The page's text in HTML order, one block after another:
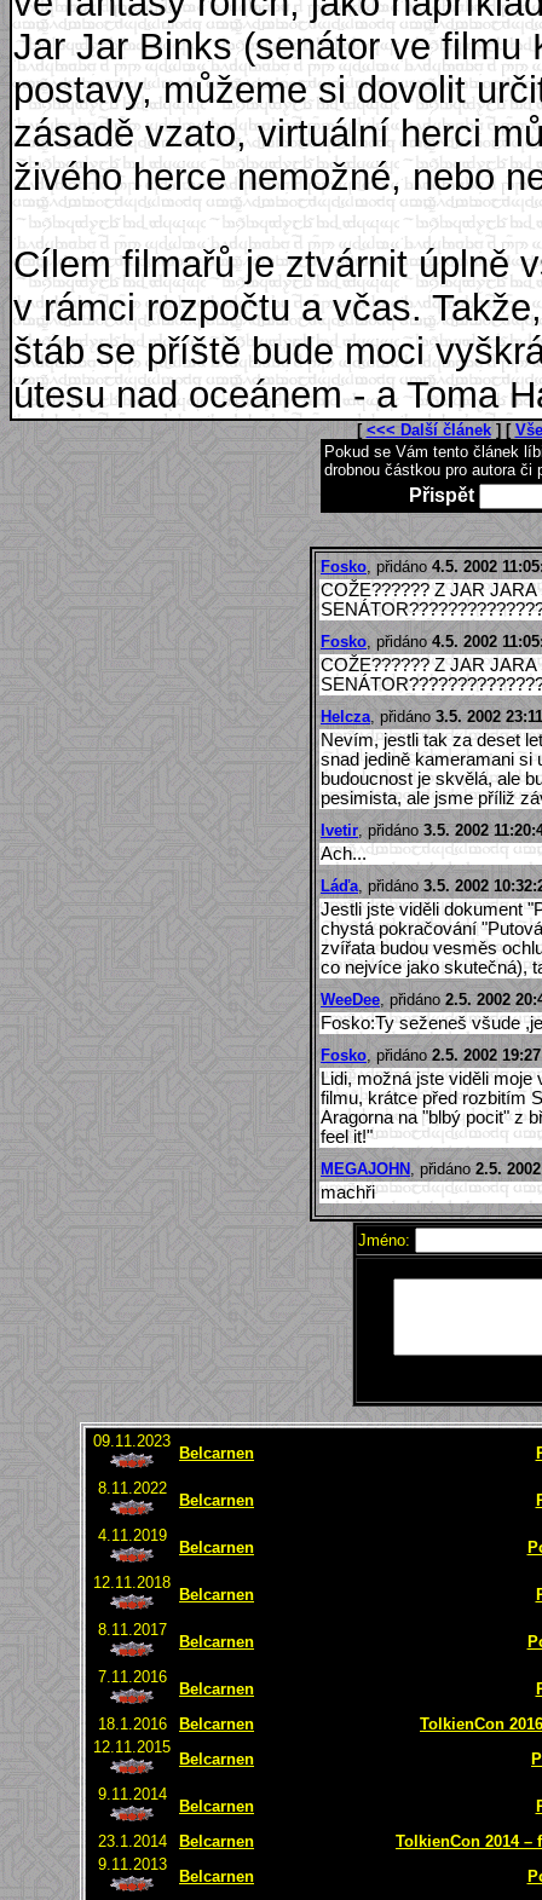
Jar Jar Binks (senátor ve
postavy, můžeme si dovolit
zásadě vzato, virtuální herci
živého herce nemožné, nebo
Cílem filmařů je ztvárnit úplně
v rámci rozpočtu a včas.
štáb se příště bude moci
útesu nad oceánem - a Toma
[ <<< Další článek] [
Pokud se Vám tento článek
drobnou částkou pro autora či
Přispět
Fosko , přidáno 4.5. 2002
COŽE?????? Z JAR JARA
Fosko , přidáno 4.5. 2002
COŽE?????? Z JAR JARA
Helcza , přidáno 3.5. 2002
Nevím, jestli tak za deset
snad jedině kameramani si
budoucnost je skvělá, ale
pesimista, ale jsme příliž
Ivetir , přidáno 3.5. 2002
Ach...
Láďa, přidáno 3.5. 2002
Jestli jste viděli dokument
chystá pokračování
zvířata budou vesměs
co nejvíce jako skutečná),
WeeDee , přidáno 2.5. 2002
Fosko:Ty seženeš všude
Fosko , přidáno 2.5. 2002
Lidi, možná jste viděli moje
filmu, krátce před rozbitím
Aragorna na "blbý pocit" z
feel it!"
MEGAJOHN , přidáno 2.5.
machři
Jméno:
09.11.2023
Belcarnen
8.11.2022
Belcarnen
4.11.2019
Belcarnen
12.11.2018
Belcarnen
8.11.2017
Belcarnen
7.11.2016
Belcarnen
18.1.2016
Belcarnen
TolkienCon
12.11.2015
Belcarnen
9.11.2014
Belcarnen
23.1.2014
Belcarnen
TolkienCon 2014 –
9.11.2013
Belcarnen